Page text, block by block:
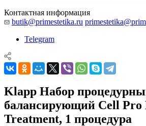
Контактная информация
butik@primestetika.ru
Telegram
Klapp Набор
балансирующий Cell Pro
Treatment, 1 процедура